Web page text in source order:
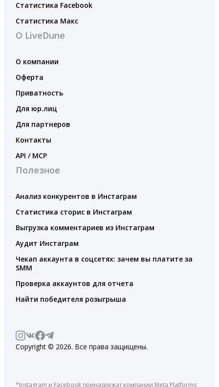
Статистика Facebook
Статистика Макс
О LiveDune
О компании
Оферта
Приватность
Для юр.лиц
Для партнеров
Контакты
API / MCP
Полезное
Анализ конкурентов в Инстаграм
Статистика сторис в Инстаграм
Выгрузка комментариев из Инстаграм
Аудит Инстаграм
Чекап аккаунта в соцсетях: зачем вы платите за
SMM
Проверка аккаунтов для отчета
Найти победителя розыгрыша
Copyright © 2026. Все права защищены.
*Instagram и Facebook принадлежат компании Meta Platforms